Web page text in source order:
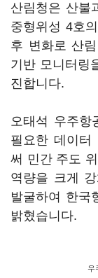
산림청은 산불
중형위성 4호
후 변화로 산
기반 모니터링
진합니다.
오태석 우주항
필요한 데이터
써 민간 주도
역량을 크게
발굴하여 한국
밝혔습니다.
우